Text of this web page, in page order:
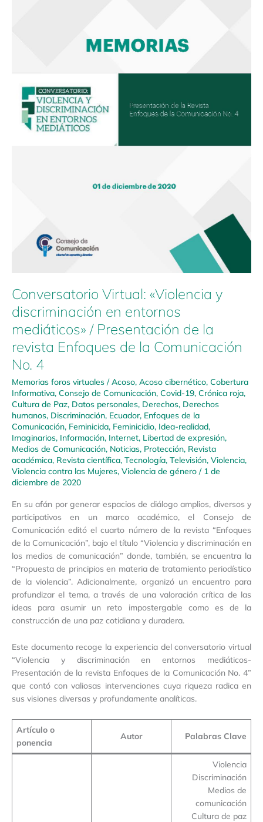
Conversatorio Virtual: «Violencia y
discriminación en entornos
mediáticos» / Presentación de la
revista Enfoques de la Comunicación
No. 4
Memorias foros virtuales /Acoso, Acoso cibernético, Cobertura
Informativa, Consejo de Comunicación, Covid-19, Crónica roja,
Cultura de Paz, Datos personales, Derechos, Derechos
humanos, Discriminación, Ecuador, Enfoques de la
Comunicación, Feminicida, Feminicidio, Idea-realidad,
Imaginarios, Información, Internet, Libertad de expresión,
Medios de Comunicación, Noticias, Protección, Revista
académica, Revista científica, Tecnología, Televisión, Violencia,
Violencia contra las Mujeres, Violencia de género / 1 de
diciembre de 2020
En su afán por generar espacios de diálogo amplios, diversos y
participativos en un marco académico, el Consejo de
Comunicación editó el cuarto número de la revista “Enfoques
de la Comunicación”, bajo el título “Violencia y discriminación en
los medios de comunicación” donde, también, se encuentra la
“Propuesta de principios en materia de tratamiento periodístico
de la violencia”. Adicionalmente, organizó un encuentro para
profundizar el tema, a través de una valoración crítica de las
ideas para asumir un reto impostergable como es de la
construcción de una paz cotidiana y duradera.
Este documento recoge la experiencia del conversatorio virtual
“Violencia y discriminación en entornos mediáticos-
Presentación de la revista Enfoques de la Comunicación No. 4”
que contó con valiosas intervenciones cuya riqueza radica en
sus visiones diversas y profundamente analíticas.
Artículo o
ponencia
Autor Palabras Clave
Violencia
Discriminación
Medios de
comunicación
Cultura de paz
revista
Enfoques